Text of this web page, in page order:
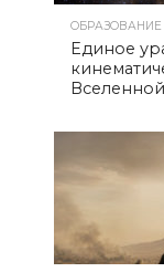
ОБРАЗОВАНИЕ
Единое
Вселенной